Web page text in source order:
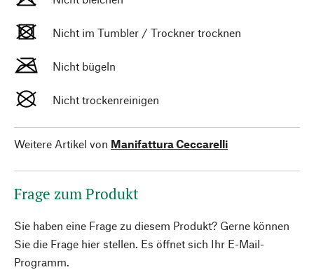
Nicht im Tumbler / Trockner trocknen
Nicht bügeln
Nicht trockenreinigen
Weitere Artikel von Manifattura Ceccarelli
Frage zum Produkt
Sie haben eine Frage zu diesem Produkt? Gerne können
Sie die Frage hier stellen. Es öffnet sich Ihr E-Mail-
Programm.